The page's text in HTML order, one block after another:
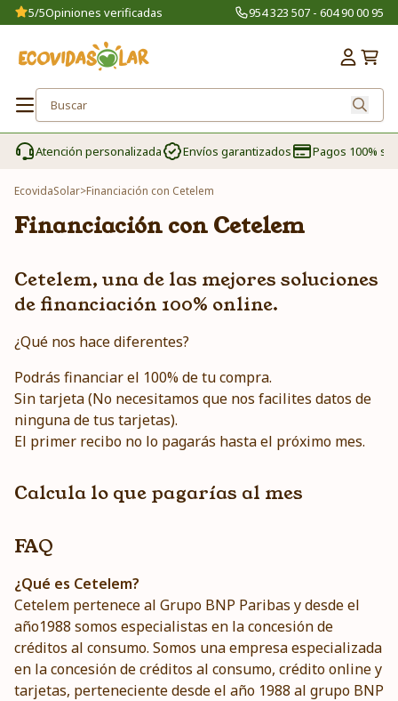
5/5Opiniones verificadas 954 323 507 - 604 90 00 95
Atención personalizada Envíos garantizados Pagos 100%
EcovidaSolar>Financiación con Cetelem
Financiación con Cetelem
Cetelem, una de las mejores soluciones
de financiación 100% online.
¿Qué nos hace diferentes?
Podrás financiar el 100% de tu compra.
Sin tarjeta (No necesitamos que nos facilites datos de
ninguna de tus tarjetas).
El primer recibo no lo pagarás hasta el próximo mes.
Calcula lo que pagarías al mes
FAQ
¿Qué es Cetelem?
Cetelem pertenece al Grupo BNP Paribas y desde el
año1988 somos especialistas en la concesión de
créditos al consumo. Somos una empresa especializada
en la concesión de créditos al consumo, crédito online y
tarjetas, perteneciente desde el año 1988 al grupo BNP